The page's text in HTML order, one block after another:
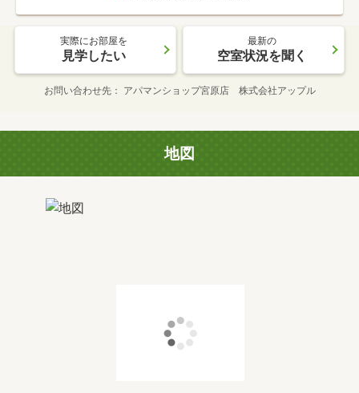
実際にお部屋を
見学したい
最新の
空室状況を聞く
お問い合わせ先 アパマンショップ宮原店 株式会社アップル
地図